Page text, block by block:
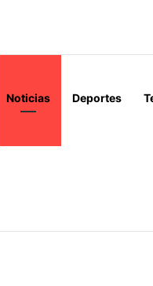
DE ORMUZ Y EXIGE A
Noticias Deportes